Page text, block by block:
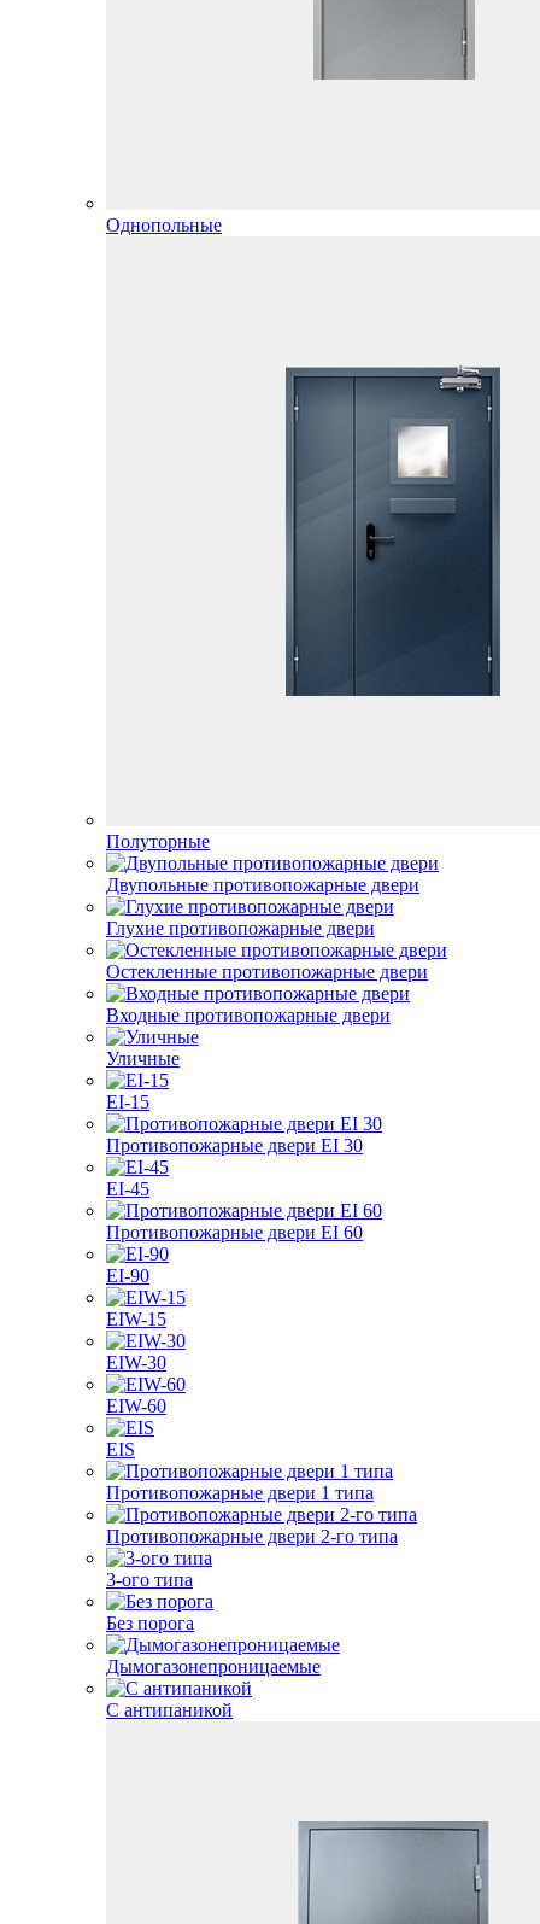
Однопольные
Полуторные
Двупольные противопожарные двери
Глухие противопожарные двери
Остекленные противопожарные двери
Входные противопожарные двери
Уличные
EI-15
Противопожарные двери EI 30
EI-45
Противопожарные двери EI 60
EI-90
EIW-15
EIW-30
EIW-60
EIS
Противопожарные двери 1 типа
Противопожарные двери 2-го типа
3-ого типа
Без порога
Дымогазонепроницаемые
С антипаникой